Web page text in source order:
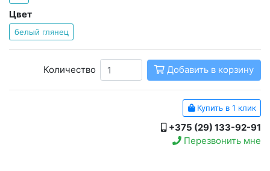
Цвет
белый глянец
Количество Добавить в корзину
Купить в 1 клик
+375 (29) 133-92-91
Перезвонить мне